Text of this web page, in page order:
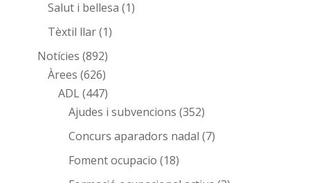
Salut i bellesa (1)
Tèxtil llar(1)
Notícies (892)
Àrees (626)
ADL(447)
Ajudes i subvencions (352)
Concurs aparadors nadal (7)
Foment ocupacio (18)